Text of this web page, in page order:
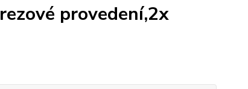
provedení,2x